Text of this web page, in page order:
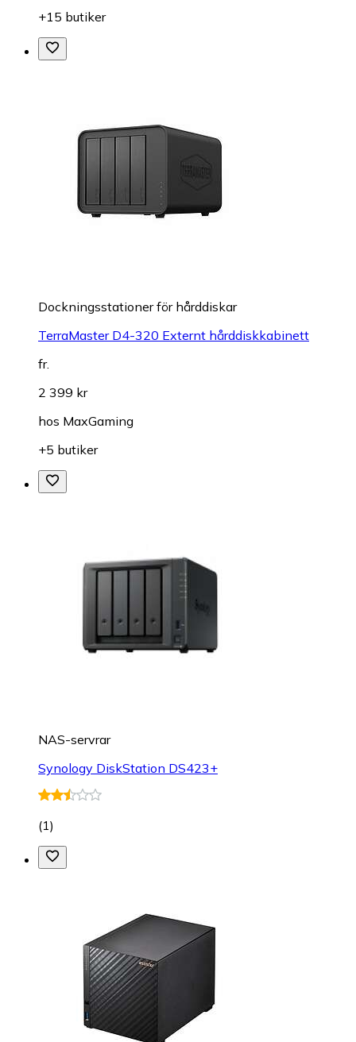
+15 butiker
Dockningsstationer för hårddiskar
TerraMaster D4-320 Externt hårddiskkabinett
fr.
2 399 kr
hos MaxGaming
+5 butiker
NAS-servrar
Synology DiskStation DS423+
(1)